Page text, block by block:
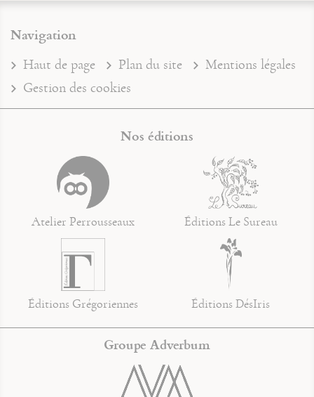
Navigation
Haut de page Plan du site
Mentions légales
Gestion des cookies
Nos éditions
Atelier Perrousseaux Éditions Le Sureau
Éditions Grégoriennes Éditions DésIris
Groupe Adverbum